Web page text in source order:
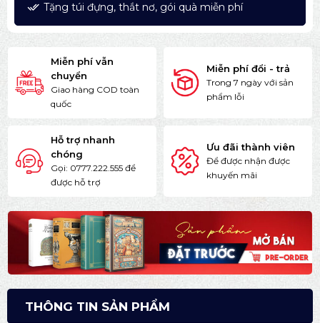
Tặng túi đựng, thắt nơ, gói quà miễn phí
Miễn phí vẫn
chuyển
Giao hàng COD toàn
quốc
Miễn phí đổi - trả
Trong 7 ngày với sản
phẩm lỗi
Hỗ trợ nhanh
chóng
Gọi: 0777.222.555 để
được hỗ trợ
Ưu đãi thành viên
Để được nhận được
khuyến mãi
THÔNG TIN SẢN PHẨM